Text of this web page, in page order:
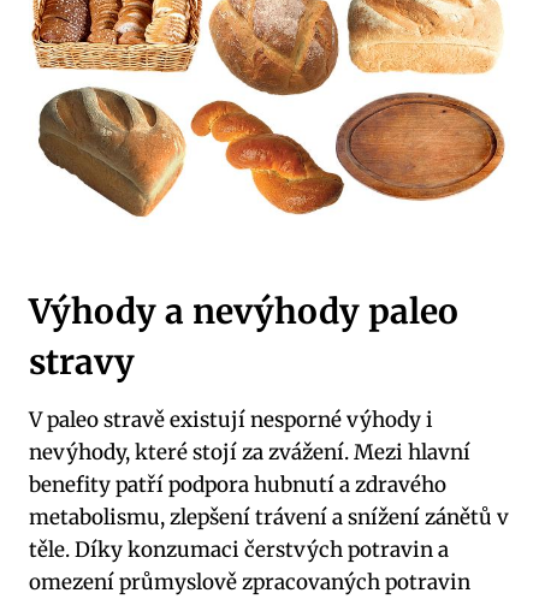
Výhody a‍ nevýhody paleo
stravy
V paleo stravě existují nesporné výhody i
nevýhody,​ které ⁢stojí za zvážení. Mezi hlavní
benefity patří‌ podpora hubnutí a zdravého
metabolismu, zlepšení trávení a snížení zánětů v
těle. Díky konzumaci čerstvých potravin a
omezení průmyslově zpracovaných potravin